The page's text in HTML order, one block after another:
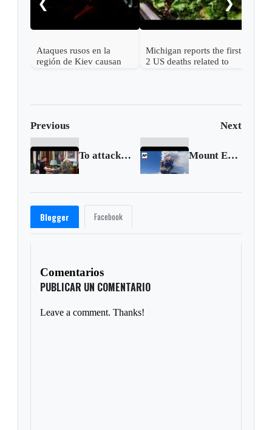
❮
Ataques rusos en la
región de Kiev causan
Michigan reports the first
2 US deaths related to
❯
Previous Next
To attack Russian air bases, Ukraine hid drones in wooden sheds Mount Etna erupts in fiery show of smoke and ash in Sicily, Italy
Blogger Facebook
Comentarios
PUBLICAR UN COMENTARIO
Leave a comment. Thanks!